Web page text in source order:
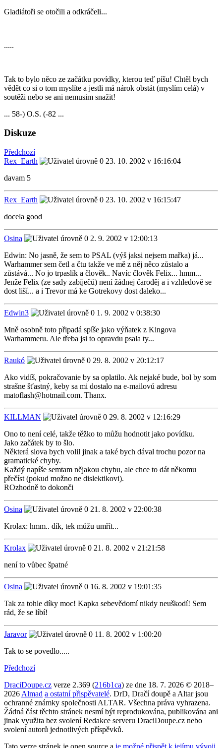
Gladiátoři se otočili a odkráčeli...
.....
Tak to bylo něco ze začátku povídky, kterou teď píšu! Chtěl bych
vědět co si o tom myslíte a jestli má nárok obstát (myslím celá) v
soutěži nebo se ani nemusim snažit!
... 58-) O.S. (-82 ...
Diskuze
Předchozí
Rex_Earth
23. 10. 2002 v 16:16:04
davam 5
Rex_Earth
23. 10. 2002 v 16:15:47
docela good
Osina
2. 9. 2002 v 12:00:13
Edwin: No jasně, že sem to PSAL (výš jaksi nejsem mařka) já...
Warhammer sem četl a čtu takže ve mě z něj něco zůstalo a
zůstává... No jo trpaslík a člověk.. Navíc člověk Felix... hmm...
Jenže Felix (ze sady zabíječů) není žádnej čaroděj a i vzhledově se
dost liší... a i Trevor má ke Gotrekovy dost daleko...
Edwin3
1. 9. 2002 v 0:38:30
Mně osobně toto připadá spíše jako výňatek z Kingova
Warhammeru. Ale třeba jsi to opravdu psala ty...
Raukó
29. 8. 2002 v 20:12:17
Ako vidíš, pokračovanie by sa oplatilo. Ak nejaké bude, bol by som
strašne šťastný, keby sa mi dostalo na e-mailovú adresu
matoflash@hotmail.com. Thanx.
KILLMAN
29. 8. 2002 v 12:16:29
Ono to není celé, takže těžko to můžu hodnotit jako povídku.
Jako začátek by to šlo.
Některá slova bych volil jinak a také bych dával trochu pozor na
gramatické chyby.
Každý napíše semtam nějakou chybu, ale chce to dát někomu
přečíst (pokud možno ne dislektikovi).
ROzhodně to dokonči
Osina
21. 8. 2002 v 22:00:38
Krolax: hmm.. dík, tek můžu umřít...
Krolax
21. 8. 2002 v 21:21:58
není to vůbec špatné
Osina
16. 8. 2002 v 19:01:35
Tak za tohle díky moc! Kapka sebevědomí nikdy neuškodí! Sem
rád, že se líbí!
Jaravor
11. 8. 2002 v 1:00:20
Tak to se povedlo.....
Předchozí
DraciDoupe.cz verze 2.369 (216b1ca) ze dne 18. 7. 2026 © 2018–
2026 Almad a ostatní přispěvatelé. DrD, Dračí doupě a Altar jsou
ochranné známky společnosti ALTAR. Všechna práva vyhrazena.
Žádná část těchto stránek nesmí být reprodukována, publikována ani
jinak využita bez svolení Redakce serveru DraciDoupe.cz nebo
svolení autorů jednotlivých příspěvků.
Tato verze stránek je open source a je možné přispět k jejímu vývoji